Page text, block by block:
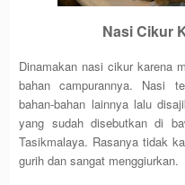
Nasi Cikur
Dinamakan nasi cikur karena
bahan campurannya. Nasi
bahan-bahan lainnya lalu
yang sudah disebutkan di
Tasikmalaya. Rasanya tidak
gurih dan sangat menggiurkan.